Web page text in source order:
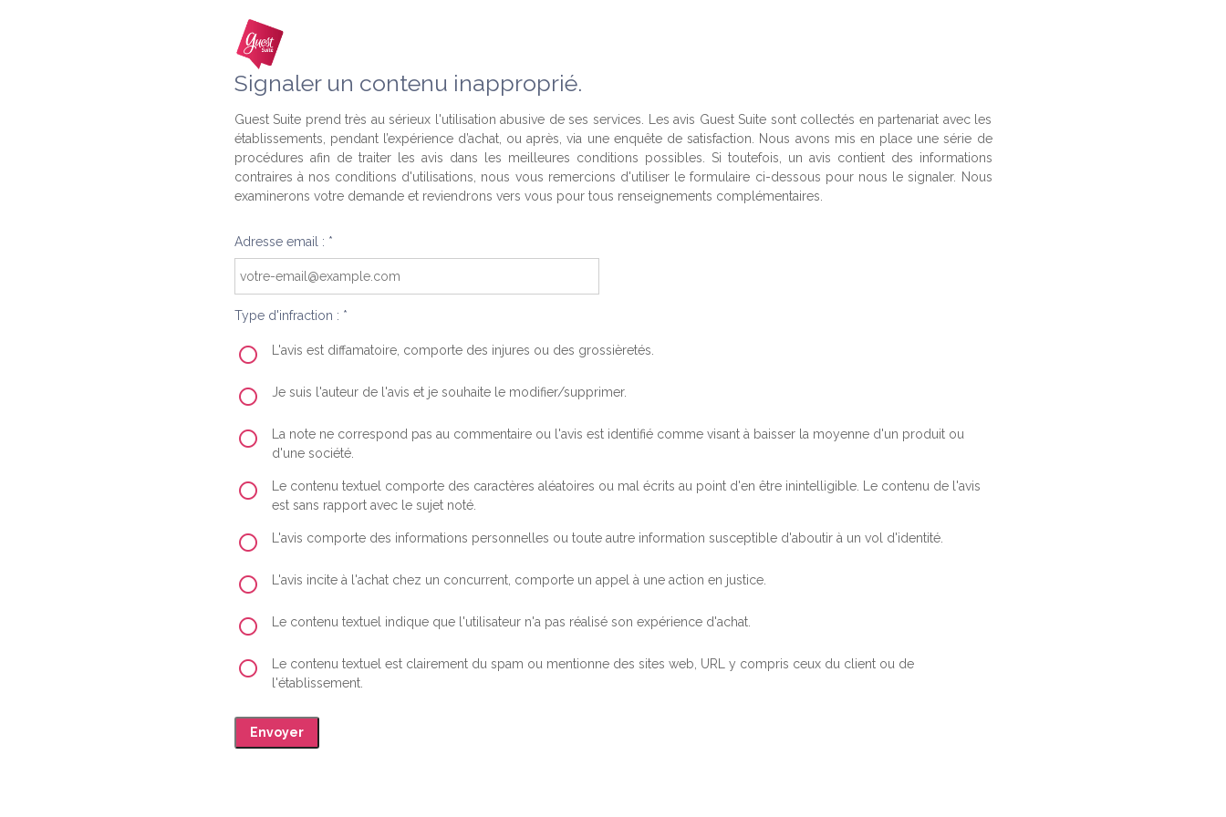
Signaler un contenu inapproprié.
Guest Suite prend très au sérieux l'utilisation abusive de ses services. Les avis Guest Suite sont collectés en partenariat avec les
établissements, pendant l’expérience d’achat, ou après, via une enquête de satisfaction. Nous avons mis en place une série de
procédures afin de traiter les avis dans les meilleures conditions possibles. Si toutefois, un avis contient des informations
contraires à nos conditions d'utilisations, nous vous remercions d'utiliser le formulaire ci-dessous pour nous le signaler. Nous
examinerons votre demande et reviendrons vers vous pour tous renseignements complémentaires.
Adresse email : *
Type d'infraction : *
L'avis est diffamatoire, comporte des injures ou des grossièretés.
Je suis l'auteur de l'avis et je souhaite le modifier/supprimer.
La note ne correspond pas au commentaire ou l'avis est identifié comme visant à baisser la moyenne d'un produit ou
d'une société.
Le contenu textuel comporte des caractères aléatoires ou mal écrits au point d'en être inintelligible. Le contenu de l'avis
est sans rapport avec le sujet noté.
L'avis comporte des informations personnelles ou toute autre information susceptible d'aboutir à un vol d'identité.
L'avis incite à l'achat chez un concurrent, comporte un appel à une action en justice.
Le contenu textuel indique que l'utilisateur n'a pas réalisé son expérience d'achat.
Le contenu textuel est clairement du spam ou mentionne des sites web, URL y compris ceux du client ou de
l'établissement.
Envoyer